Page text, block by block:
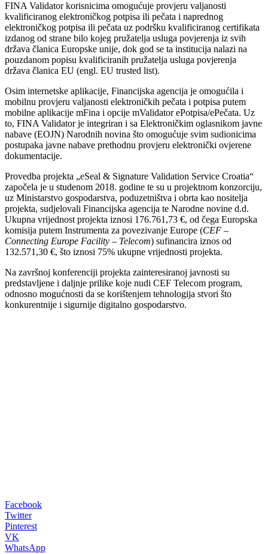
FINA Validator korisnicima omogućuje provjeru valjanosti
kvalificiranog elektroničkog potpisa ili pečata i naprednog
elektroničkog potpisa ili pečata uz podršku kvalificiranog certifikata
izdanog od strane bilo kojeg pružatelja usluga povjerenja iz svih
država članica Europske unije, dok god se ta institucija nalazi na
pouzdanom popisu kvalificiranih pružatelja usluga povjerenja
država članica EU (engl. EU trusted list).
Osim internetske aplikacije, Financijska agencija je omogućila i
mobilnu provjeru valjanosti elektroničkih pečata i potpisa putem
mobilne aplikacije mFina i opcije mValidator ePotpisa/ePečata. Uz
to, FINA Validator je integriran i sa Elektroničkim oglasnikom javne
nabave (EOJN) Narodnih novina što omogućuje svim sudionicima
postupaka javne nabave prethodnu provjeru elektronički ovjerene
dokumentacije.
Provedba projekta „eSeal & Signature Validation Service Croatia“
započela je u studenom 2018. godine te su u projektnom konzorciju,
uz Ministarstvo gospodarstva, poduzetništva i obrta kao nositelja
projekta, sudjelovali Financijska agencija te Narodne novine d.d.
Ukupna vrijednost projekta iznosi 176.761,73 €, od čega Europska
komisija putem Instrumenta za povezivanje Europe (CEF –
Connecting Europe Facility – Telecom) sufinancira iznos od
132.571,30 €, što iznosi 75% ukupne vrijednosti projekta.
Na završnoj konferenciji projekta zainteresiranoj javnosti su
predstavljene i daljnje prilike koje nudi CEF Telecom program,
odnosno mogućnosti da se korištenjem tehnologija stvori što
konkurentnije i sigurnije digitalno gospodarstvo.
Facebook
Twitter
Pinterest
VK
WhatsApp